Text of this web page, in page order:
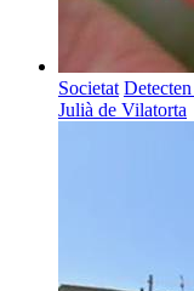
Societat
Julià de Vilatorta